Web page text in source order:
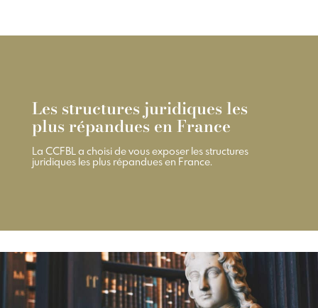
Les structures juridiques les
plus répandues en France
La CCFBL a choisi de vous exposer les structures
juridiques les plus répandues en France.